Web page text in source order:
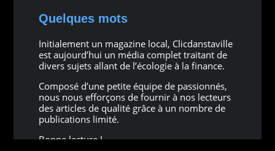
Quelques mots
Initialement un magazine local, Clicdanstaville
est aujourd’hui un média complet traitant de
divers sujets allant de l’écologie à la finance.
Composé d’une petite équipe de passionnés,
nous nous efforçons de fournir à nos lecteurs
des articles de qualité grâce à un nombre de
publications limité.
Bonne lecture !